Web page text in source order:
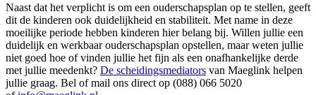
Naast dat het verplicht is om een ouderschapsplan op te stellen, geeft
dit de kinderen ook duidelijkheid en stabiliteit. Met name in deze
moeilijke periode hebben kinderen hier belang bij. Willen jullie een
duidelijk en werkbaar ouderschapsplan opstellen, maar weten jullie
niet goed hoe of vinden jullie het fijn als een onafhankelijke derde
met jullie meedenkt? De scheidingsmediators van Maeglink helpen
jullie graag. Bel of mail ons direct op (088) 066 5020